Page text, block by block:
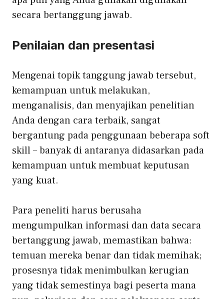
secara bertanggung jawab.
Penilaian dan presentasi
Mengenai topik tanggung jawab tersebut,
kemampuan untuk melakukan,
menganalisis, dan menyajikan penelitian
Anda dengan cara terbaik, sangat
bergantung pada penggunaan beberapa soft
skill – banyak di antaranya didasarkan pada
kemampuan untuk membuat keputusan
yang kuat.
Para peneliti harus berusaha
mengumpulkan informasi dan data secara
bertanggung jawab, memastikan bahwa:
temuan mereka benar dan tidak memihak;
prosesnya tidak menimbulkan kerugian
yang tidak semestinya bagi peserta mana